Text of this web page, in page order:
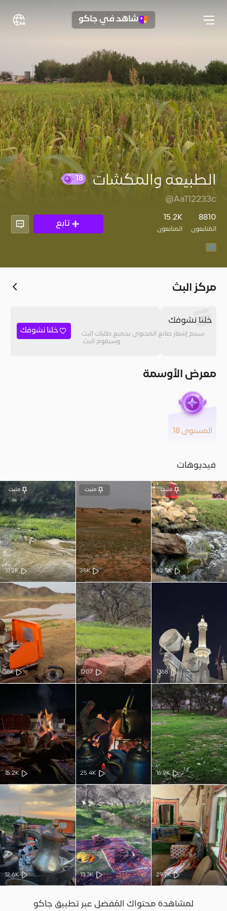
شاهد في جاكو
الطبيعه والمكشات
@Aa112233c
8810
المُتابعون
15.2K
المتابعون
تابع
مركز البث
خلنا نشوفك
سيتم إشعار صانع المحتوى بجميع طلبات البث
وسيقوم البث.
خلنا نشوفك
معرض الأوسمة
المستوى 18
فيديوهات
42.5K
مثبت
35K
مثبت
31.2K
مثبت
1368
1207
18K
16.9K
25.4K
15.2K
29.7K
13.3K
12.6K
لمشاهدة محتواك المُفضل عبر تطبيق جاكو